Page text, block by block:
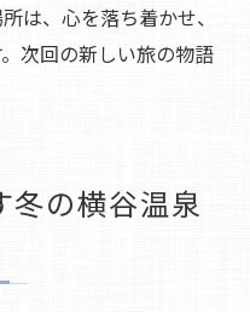
は、心を落ち着かせ、
次回の新しい旅の物語
冬の横谷温泉